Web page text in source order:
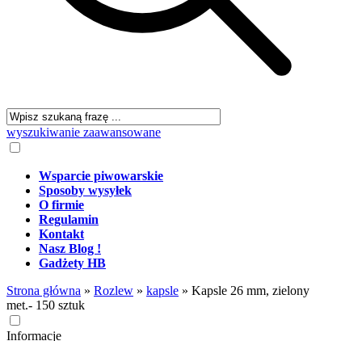
wyszukiwanie zaawansowane
Wsparcie piwowarskie
Sposoby wysyłek
O firmie
Regulamin
Kontakt
Nasz Blog !
Gadżety HB
Strona główna » Rozlew » kapsle » Kapsle 26 mm, zielony
met.- 150 sztuk
Informacje